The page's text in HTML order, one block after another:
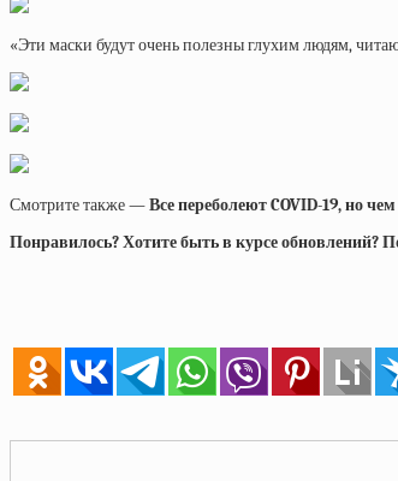
«Эти маски будут очень полезны глухим людям,
Смотрите также —Все переболеют COVID-19, но
Понравилось? Хотите быть в курсе обновлений?